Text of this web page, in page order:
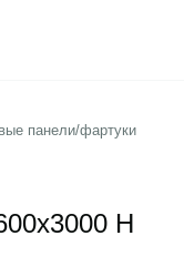
панели/фартуки
Н